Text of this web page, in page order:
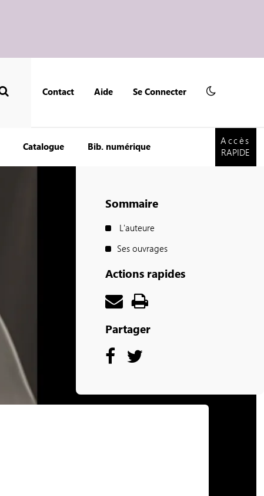
Contact Aide
Se Connecter
Catalogue Bib. numérique
Accès
RAPIDE
Sommaire
L'auteure
Ses ouvrages
Actions rapides
Partager